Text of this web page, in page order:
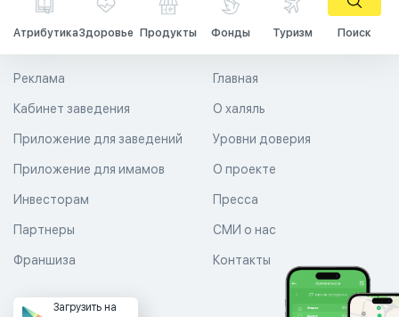
АтрибутикаЗдоровье Продукты Фонды Туризм Поиск
Главная
О халяль
Уровни доверия
Реклама
Кабинет заведения
Приложение для заведений
Приложение для имамов О проекте
Пресса
СМИ о нас
Контакты
Инвесторам
Партнеры
Франшиза
Загрузить на